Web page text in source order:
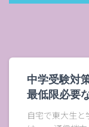
中学受験対
最低限必要
自宅で東大生